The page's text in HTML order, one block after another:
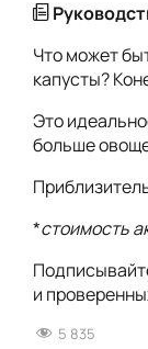
Что может
капусты?
Это
больше
*стоимость
и
5 835